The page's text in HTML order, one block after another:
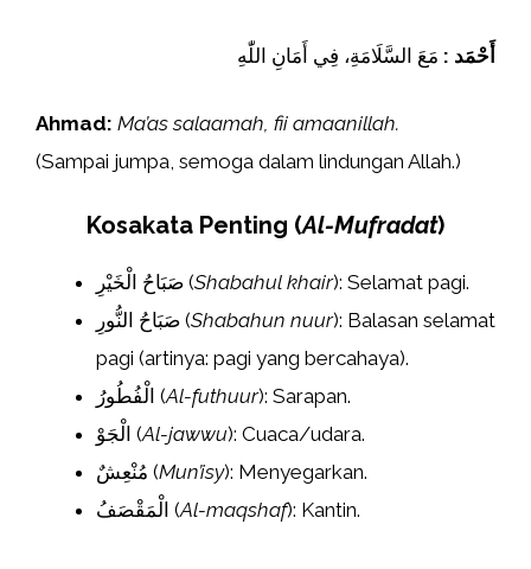
أَحْمَد : مَعَ السَّلَامَةِ، فِي أَمَانِ اللّٰهِ
Ahmad: Ma’as salaamah, fii amaanillah.
(Sampai jumpa, semoga dalam lindungan Allah.)
Kosakata Penting (Al-Mufradat)
صَبَاحُ الْخَيْرِ (Shabahul khair): Selamat pagi.
صَبَاحُ النُّورِ (Shabahun nuur): Balasan selamat
pagi (artinya: pagi yang bercahaya).
الْفُطُورُ (Al-futhuur): Sarapan.
الْجَوْ (Al-jawwu): Cuaca/udara.
مُنْعِشٌ (Mun’isy): Menyegarkan.
الْمَقْصَفُ (Al-maqshaf): Kantin.